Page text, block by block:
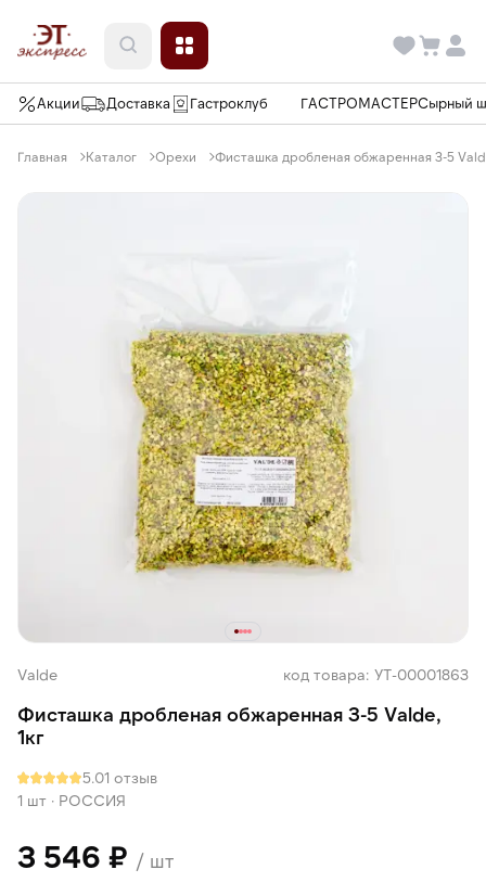
Акции Доставка Гастроклуб ГАСТРОМАСТЕРСырный
Главная Каталог Орехи Фисташка дробленая обжаренная 3-5
Valde код товара: УТ-00001863
Фисташка дробленая обжаренная 3-5 Valde,
1кг
5.01 отзыв
1 шт · РОССИЯ
3 546 ₽ / шт